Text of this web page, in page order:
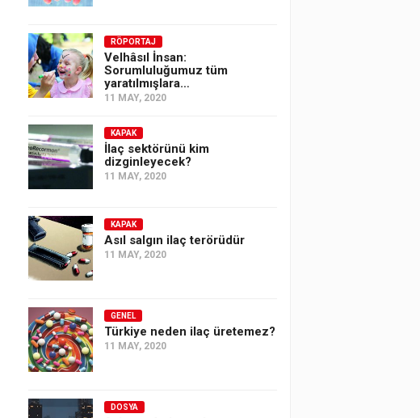
RÖPORTAJ
Velhâsıl İnsan:
Sorumluluğumuz tüm
yaratılmışlara…
11 MAY, 2020
KAPAK
İlaç sektörünü kim
dizginleyecek?
11 MAY, 2020
KAPAK
Asıl salgın ilaç terörüdür
11 MAY, 2020
GENEL
Türkiye neden ilaç üretemez?
11 MAY, 2020
DOSYA